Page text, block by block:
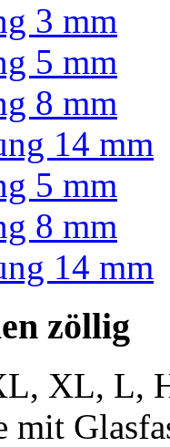
3 mm
5 mm
8 mm
14 mm
5 mm
8 mm
14 mm
zöllig
XL, L,
mit